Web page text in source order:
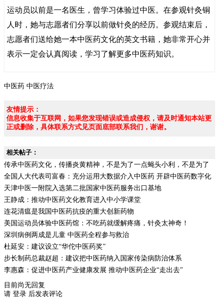
运动员以前是一名医生，曾学习体验过中医。在参观针灸铜
人时，她与志愿者们分享以前做针灸的经历。参观结束后，
志愿者们送给她一本中医药文化的英文书籍，她非常开心并
表示一定会认真阅读，学习了解更多中医药知识。
中医药 中医疗法
友情提示：
信息收集于互联网，如果您发现错误或造成侵权，请及时通知本站更
正或删除，具体联系方式见页面底部联系我们，谢谢。
相关帖子：
传承中医药文化，传播炎黄精神，不是为了一点蝇头小利，不是为了
一夜暴富
全国人大代表司富春：充分运用大数据介入中医药 开辟中医药数字化
时代
天津中医一附院入选第二批国家中医药服务出口基地
王静成：推动中医药文化教育进入中小学课堂
连花清瘟是我国中医药抗疫的重大创新药物
美国运动员体验中医药馆：不吃药就缓解疼痛，针灸太神奇！
深圳病例两成是儿童 中医药全程参与救治
杜延安：建议设立“华佗中医药奖”
步长制药总裁赵超：建议把中医药纳入国家传染病防治体系
李惠森：促进中医药产业健康发展 推动中医药企业“走出去”
目前尚无回复
请 登录 后发表评论